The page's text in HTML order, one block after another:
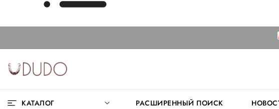
КАТАЛОГ РАСШИРЕННЫЙ ПОИСК